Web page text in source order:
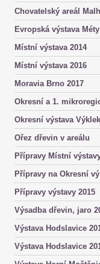
Chovatelský areál
Evropská výstava
Místní výstava 2014
Místní výstava 2016
Moravia Brno 2017
Okresní a 1.
Okresní výstava
Ořez dřevin v areálu
Přípravy Místní
Přípravy na Okresní
Přípravy výstavy 2015
Výsadba dřevin, jaro
Výstava Hodslavice
Výstava Hodslavice